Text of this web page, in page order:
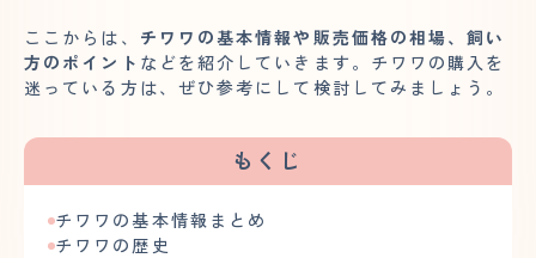
ここからは、 チワワの基本情報や販売価格の相場、飼い
方のポイント などを紹介していきます。チワワの購入を
迷っている方は、ぜひ参考にして検討してみましょう。
もくじ
チワワの基本情報まとめ
チワワの歴史